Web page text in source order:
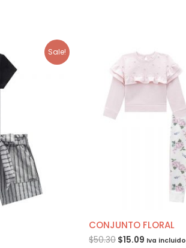
Sale!
CONJUNTO FLORAL
$50.30 $15.09 Iva incluido